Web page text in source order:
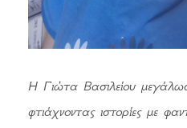
Η Γιώτα Βασιλείου
φτιάχνοντας ιστορίες με